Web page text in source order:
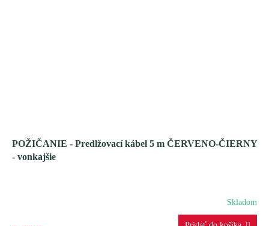
POŽIČANIE - Predlžovací kábel 5 m ČERVENO-ČIERNY
- vonkajšie
Skladom